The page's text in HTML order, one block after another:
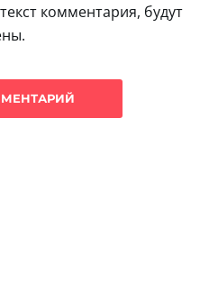
комментария, будут